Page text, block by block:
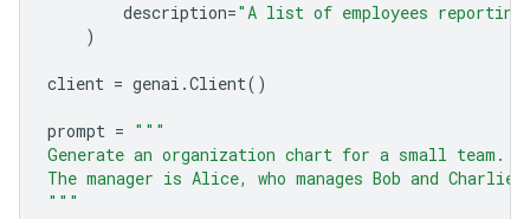
description="A list of employees
)
client = genai .Client()
prompt = """
Generate an organization chart for a small team.
The manager is Alice, who manages Bob and Charlie.
"""